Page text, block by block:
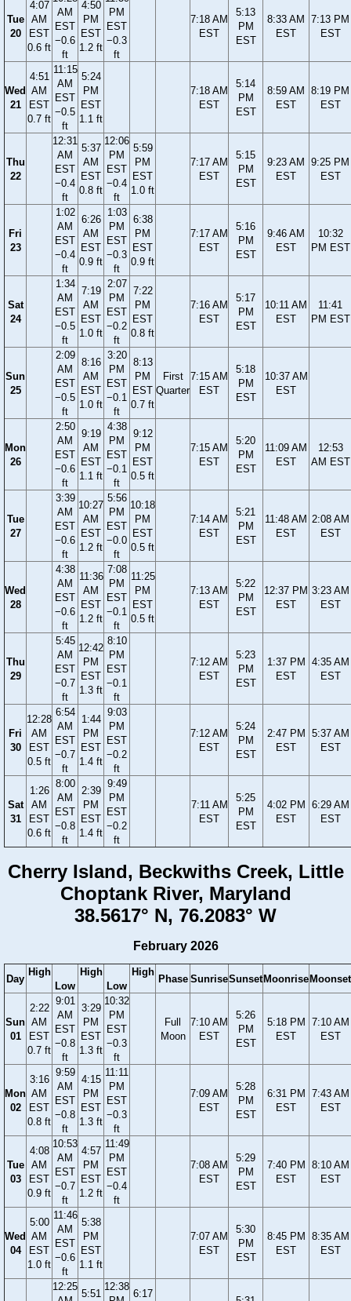
Tue
20
4:07
AM
EST
0.6 ft
AM
EST
−0.6
ft
4:50
PM
EST
1.2 ft
PM
EST
−0.3
ft
7:18 AM
EST
5:13
PM
EST
8:33 AM
EST
7:13 PM
EST
Wed
21
4:51
AM
EST
0.7 ft
11:15
AM
EST
−0.5
ft
5:24
PM
EST
1.1 ft
7:18 AM
EST
5:14
PM
EST
8:59 AM
EST
8:19 PM
EST
Thu
22
12:31
AM
EST
−0.4
ft
5:37
AM
EST
0.8 ft
12:06
PM
EST
−0.4
ft
5:59
PM
EST
1.0 ft
7:17 AM
EST
5:15
PM
EST
9:23 AM
EST
9:25 PM
EST
Fri
23
1:02
AM
EST
−0.4
ft
6:26
AM
EST
0.9 ft
1:03
PM
EST
−0.3
ft
6:38
PM
EST
0.9 ft
7:17 AM
EST
5:16
PM
EST
9:46 AM
EST
10:32
PM EST
Sat
24
1:34
AM
EST
−0.5
ft
7:19
AM
EST
1.0 ft
2:07
PM
EST
−0.2
ft
7:22
PM
EST
0.8 ft
7:16 AM
EST
5:17
PM
EST
10:11 AM
EST
11:41
PM EST
Sun
25
2:09
AM
EST
−0.5
ft
8:16
AM
EST
1.0 ft
3:20
PM
EST
−0.1
ft
8:13
PM
EST
0.7 ft
First
Quarter
7:15 AM
EST
5:18
PM
EST
10:37 AM
EST
Mon
26
2:50
AM
EST
−0.6
ft
9:19
AM
EST
1.1 ft
4:38
PM
EST
−0.1
ft
9:12
PM
EST
0.5 ft
7:15 AM
EST
5:20
PM
EST
11:09 AM
EST
12:53
AM EST
Tue
27
3:39
AM
EST
−0.6
ft
10:27
AM
EST
1.2 ft
5:56
PM
EST
−0.0
ft
10:18
PM
EST
0.5 ft
7:14 AM
EST
5:21
PM
EST
11:48 AM
EST
2:08 AM
EST
Wed
28
4:38
AM
EST
−0.6
ft
11:36
AM
EST
1.2 ft
7:08
PM
EST
−0.1
ft
11:25
PM
EST
0.5 ft
7:13 AM
EST
5:22
PM
EST
12:37 PM
EST
3:23 AM
EST
Thu
29
5:45
AM
EST
−0.7
ft
12:42
PM
EST
1.3 ft
8:10
PM
EST
−0.1
ft
7:12 AM
EST
5:23
PM
EST
1:37 PM
EST
4:35 AM
EST
Fri
30
12:28
AM
EST
0.5 ft
6:54
AM
EST
−0.7
ft
1:44
PM
EST
1.4 ft
9:03
PM
EST
−0.2
ft
7:12 AM
EST
5:24
PM
EST
2:47 PM
EST
5:37 AM
EST
Sat
31
1:26
AM
EST
0.6 ft
8:00
AM
EST
−0.8
ft
2:39
PM
EST
1.4 ft
9:49
PM
EST
−0.2
ft
7:11 AM
EST
5:25
PM
EST
4:02 PM
EST
6:29 AM
EST
Cherry Island, Beckwiths Creek, Little
Choptank River, Maryland
38.5617° N, 76.2083° W
February 2026
Day
High
Low
High
Low
High
Phase SunriseSunset Moonrise Moonset
Sun
01
2:22
AM
EST
0.7 ft
9:01
AM
EST
−0.8
ft
3:29
PM
EST
1.3 ft
10:32
PM
EST
−0.3
ft
Full
Moon
7:10 AM
EST
5:26
PM
EST
5:18 PM
EST
7:10 AM
EST
Mon
02
3:16
AM
EST
0.8 ft
9:59
AM
EST
−0.8
ft
4:15
PM
EST
1.3 ft
11:11
PM
EST
−0.3
ft
7:09 AM
EST
5:28
PM
EST
6:31 PM
EST
7:43 AM
EST
Tue
03
4:08
AM
EST
0.9 ft
10:53
AM
EST
−0.7
ft
4:57
PM
EST
1.2 ft
11:49
PM
EST
−0.4
ft
7:08 AM
EST
5:29
PM
EST
7:40 PM
EST
8:10 AM
EST
Wed
04
5:00
AM
EST
1.0 ft
11:46
AM
EST
−0.6
ft
5:38
PM
EST
1.1 ft
7:07 AM
EST
5:30
PM
EST
8:45 PM
EST
8:35 AM
EST
12:25
5:51
12:38
6:17